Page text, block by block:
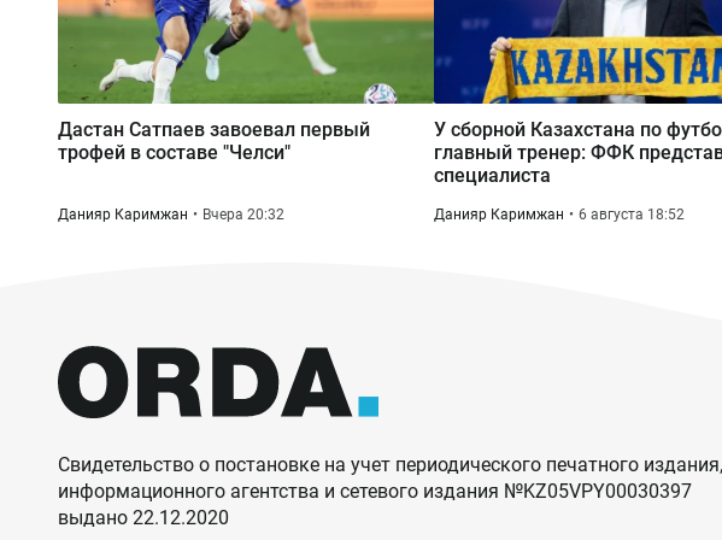
Дастан Сатпаев завоевал первый
трофей в составе "Челси"
Данияр Каримжан Вчера 20:32
У сборной Казахстана по
главный тренер: ФФК
специалиста
Данияр Каримжан 6 августа 18:52
Свидетельство о постановке на учет периодического печатного издания,
информационного агентства и сетевого издания №KZ05VPY00030397
выдано 22.12.2020